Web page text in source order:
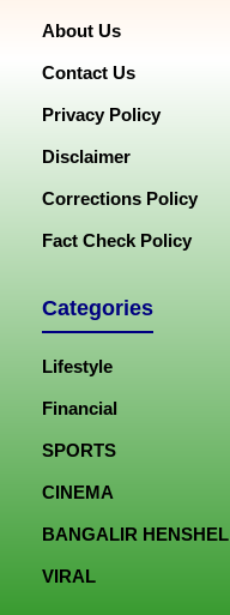
About Us
Contact Us
Privacy Policy
Disclaimer
Corrections Policy
Fact Check Policy
Categories
Lifestyle
Financial
SPORTS
CINEMA
BANGALIR HENSHEL
VIRAL